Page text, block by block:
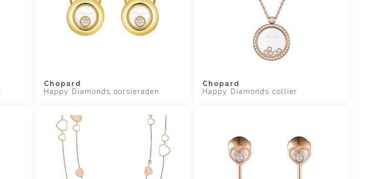
Chopard
Happy Diamonds oorsieraden
Chopard
Happy Diamonds collier